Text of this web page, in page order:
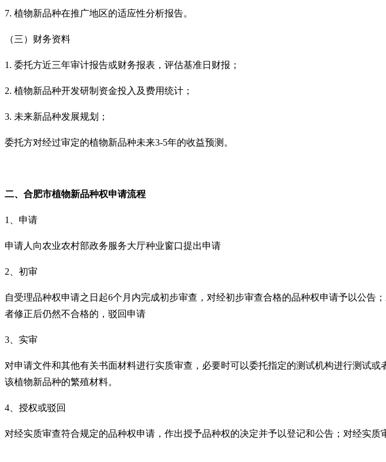
7. 植物新品种在推广地区的适应性分析报告。
（三）财务资料
1. 委托方近三年审计报告或财务报表，评估基准日财报；
2. 植物新品种开发研制资金投入及费用统计；
3. 未来新品种发展规划；
委托方对经过审定的植物新品种未来3-5年的收益预测。
二、 合肥市植物新品种权申请流程
1、申请
申请人向农业农村部政务服务大厅种业窗口提出申请
2、初审
自受理品种权申请之日起6个月内完成初步审查，对经初步审查合格的品种权申请予以公
者修正后仍然不合格的，驳回申请
3、实审
对申请文件和其他有关书面材料进行实质审查，必要时可以委托指定的测试机构进行测试
该植物新品种的繁殖材料。
4、授权或驳回
对经实质审查符合规定的品种权申请，作出授予品种权的决定并予以登记和公告；对经实质